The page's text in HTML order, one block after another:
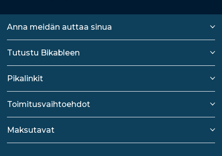
Anna meidän auttaa sinua
Tutustu Bikableen
Pikalinkit
Toimitusvaihtoehdot
Maksutavat